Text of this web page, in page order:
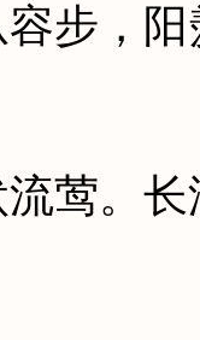
，阳
。长